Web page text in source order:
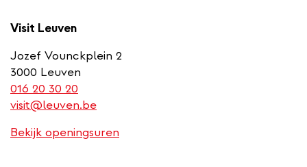
Visit Leuven
Jozef Vounckplein 2
3000 Leuven
016 20 30 20
is
phone
visit@leuven.be
Bekijk openingsuren